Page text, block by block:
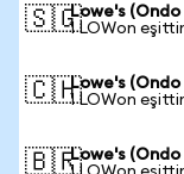
🇸🇬Lowe's
1 LOWon
🇨🇭Lowe's
1 LOWon
🇧🇷Lowe's